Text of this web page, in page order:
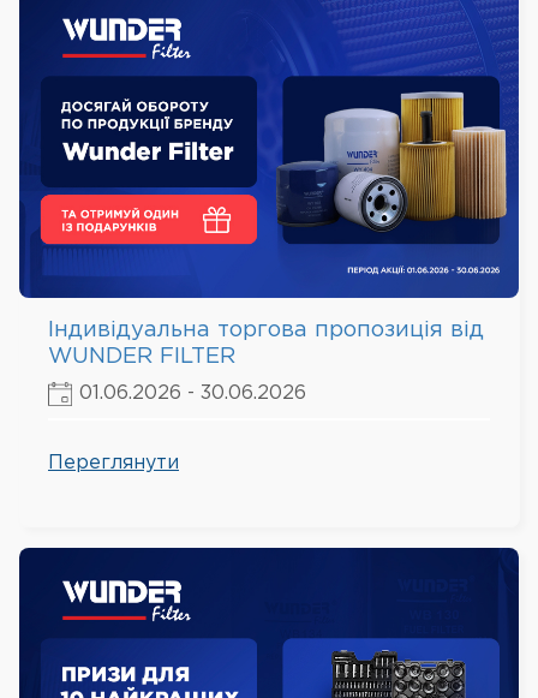
Індивідуальна торгова пропозиція від
WUNDER FILTER
01.06.2026 - 30.06.2026
Переглянути